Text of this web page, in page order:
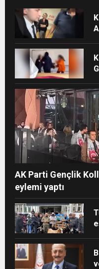
AK Parti Gençlik
eylemi yaptı